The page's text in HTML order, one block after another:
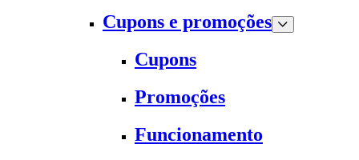
Cupons e promoções
Cupons
Promoções
Funcionamento